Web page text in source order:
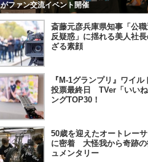
がファン交流イベント開催
斎藤元彦兵庫県知事「公
反疑惑」に揺れる美人社
ざる素顔
『M-1グランプリ』ワイル
投票最終日 TVer「いい
ングTOP30！
50歳を迎えたオートレー
に密着 大怪我から奇跡の
ュメンタリー